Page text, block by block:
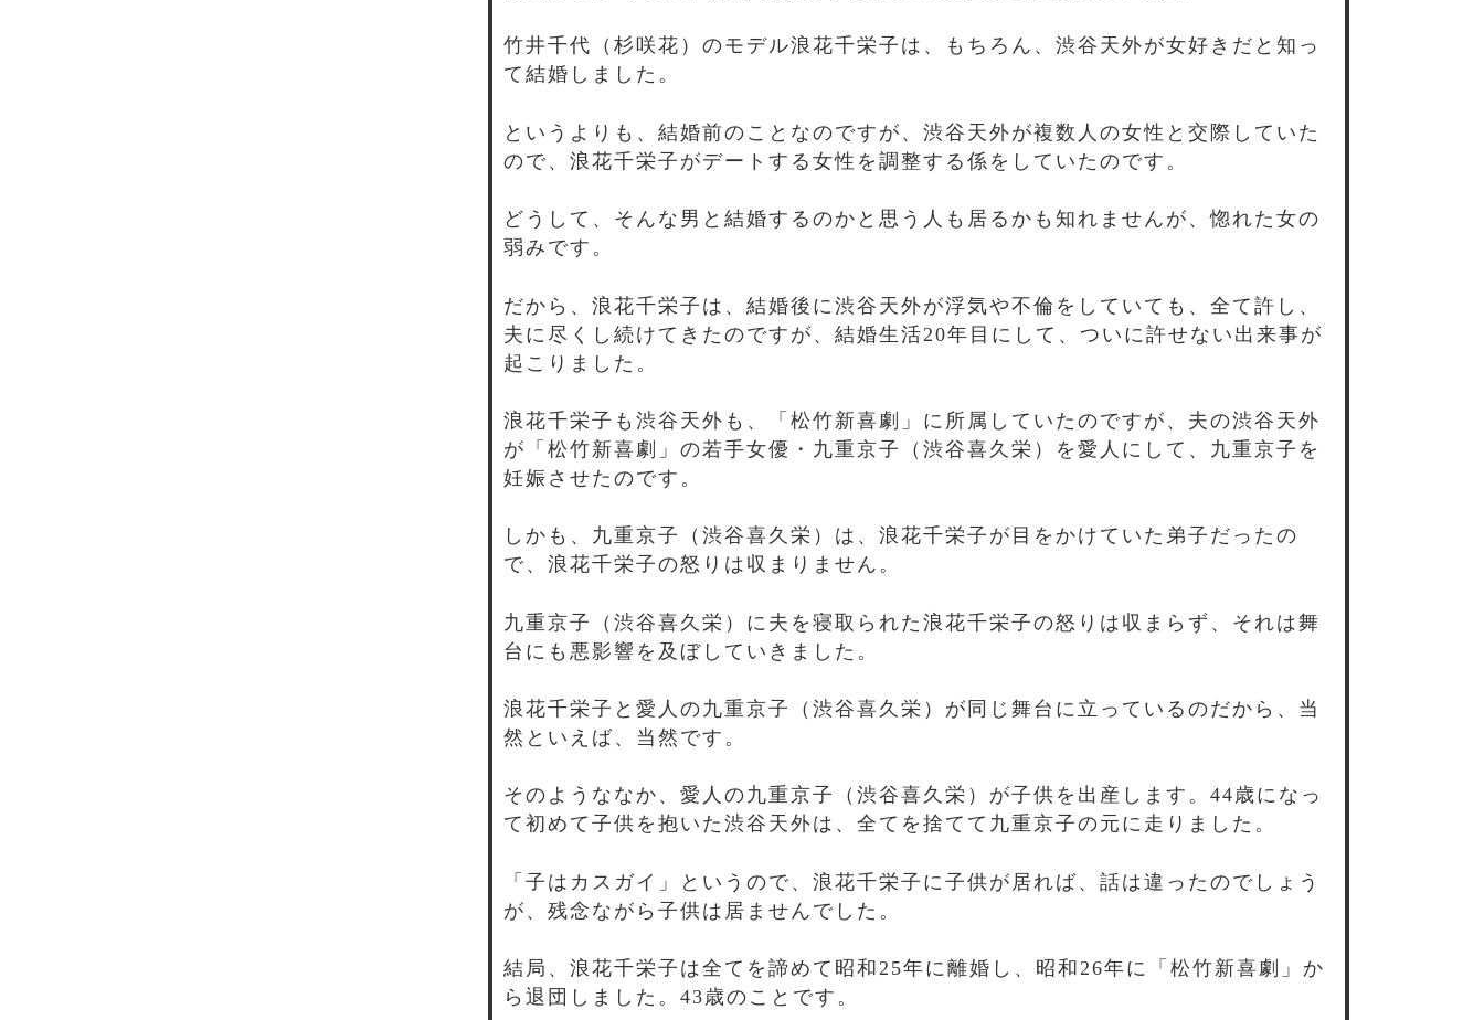
竹井千代（杉咲花）のモデル浪花千栄子は、もちろん、渋谷天外が女好きだと知っ
て結婚しました。
というよりも、結婚前のことなのですが、渋谷天外が複数人の女性と交際していた
ので、浪花千栄子がデートする女性を調整する係をしていたのです。
どうして、そんな男と結婚するのかと思う人も居るかも知れませんが、惚れた女の
弱みです。
だから、浪花千栄子は、結婚後に渋谷天外が浮気や不倫をしていても、全て許し、
夫に尽くし続けてきたのですが、結婚生活20年目にして、ついに許せない出来事が
起こりました。
浪花千栄子も渋谷天外も、「松竹新喜劇」に所属していたのですが、夫の渋谷天外
が「松竹新喜劇」の若手女優・九重京子（渋谷喜久栄）を愛人にして、九重京子を
妊娠させたのです。
しかも、九重京子（渋谷喜久栄）は、浪花千栄子が目をかけていた弟子だったの
で、浪花千栄子の怒りは収まりません。
九重京子（渋谷喜久栄）に夫を寝取られた浪花千栄子の怒りは収まらず、それは舞
台にも悪影響を及ぼしていきました。
浪花千栄子と愛人の九重京子（渋谷喜久栄）が同じ舞台に立っているのだから、当
然といえば、当然です。
そのようななか、愛人の九重京子（渋谷喜久栄）が子供を出産します。44歳になっ
て初めて子供を抱いた渋谷天外は、全てを捨てて九重京子の元に走りました。
「子はカスガイ」というので、浪花千栄子に子供が居れば、話は違ったのでしょう
が、残念ながら子供は居ませんでした。
結局、浪花千栄子は全てを諦めて昭和25年に離婚し、昭和26年に「松竹新喜劇」か
ら退団しました。43歳のことです。